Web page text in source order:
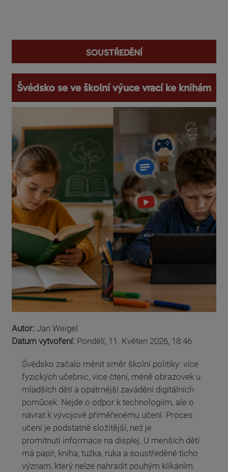
soustředění
Švédsko se ve školní výuce vrací ke knihám
Autor: Jan Weigel
Datum vytvoření: Pondělí, 11. Květen 2026, 18:46
Švédsko začalo měnit směr školní politiky: více
fyzických učebnic, více čtení, méně obrazovek u
mladších dětí a opatrnější zavádění digitálních
pomůcek. Nejde o odpor k technologiím, ale o
návrat k vývojově přiměřenému učení. Proces
učení je podstatně složitější, než je
promítnutí informace na displej. U menších dětí
má papír, kniha, tužka, ruka a soustředěné ticho
význam, který nelze nahradit pouhým klikáním.